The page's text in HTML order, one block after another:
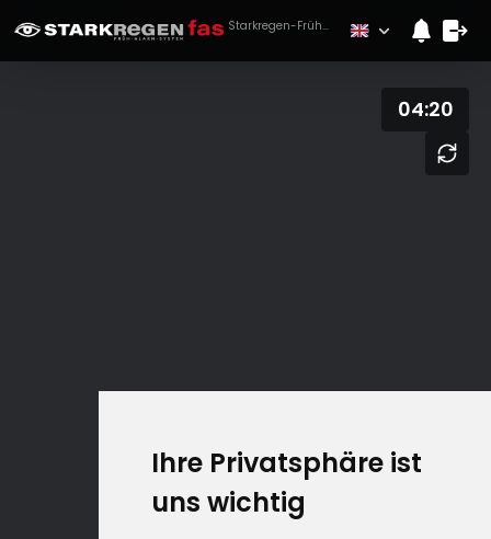
Ihre Privatsphäre ist
uns wichtig
Starkregen-Frühwarnung für Philippsthal (Werra)
04:20